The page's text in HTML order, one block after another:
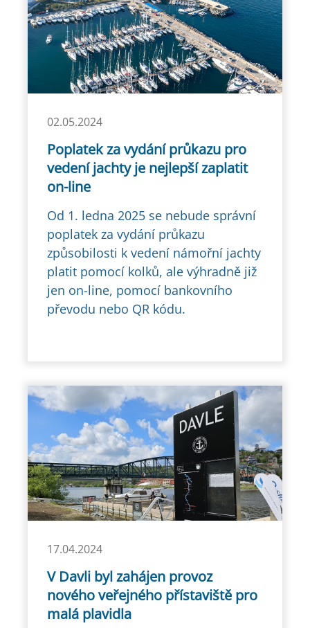
02.05.2024
Poplatek za vydání průkazu pro
vedení jachty je nejlepší zaplatit
on-line
Od 1. ledna 2025 se nebude správní
poplatek za vydání průkazu
způsobilosti k vedení námořní jachty
platit pomocí kolků, ale výhradně již
jen on-line, pomocí bankovního
převodu nebo QR kódu.
17.04.2024
V Davli byl zahájen provoz
nového veřejného přístaviště pro
malá plavidla